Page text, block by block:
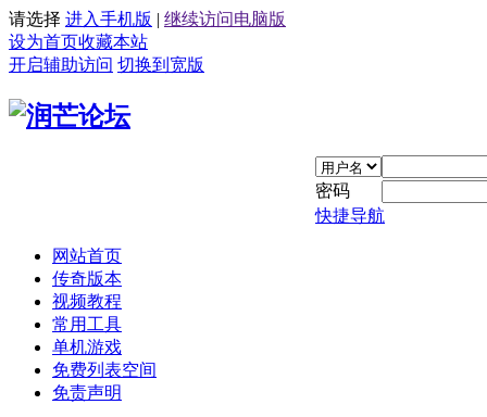
请选择 进入手机版 | 继续访问电脑版
设为首页收藏本站
开启辅助访问 切换到宽版
密码
快捷导航
网站首页
传奇版本
视频教程
常用工具
单机游戏
免费列表空间
免责声明